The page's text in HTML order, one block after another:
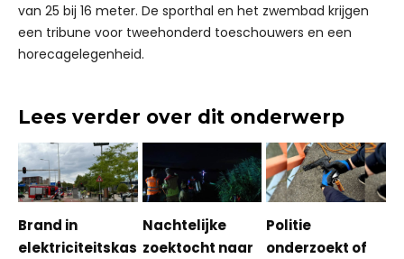
van 25 bij 16 meter. De sporthal en het zwembad krijgen
een tribune voor tweehonderd toeschouwers en een
horecagelegenheid.
Lees verder over dit onderwerp
Brand in
elektriciteitskas
Nachtelijke
zoektocht naar
Politie
onderzoekt of